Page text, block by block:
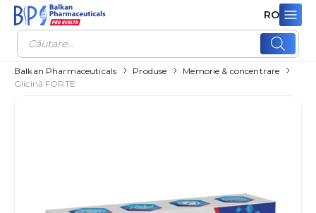
RO
Products
search
Balkan Pharmaceuticals Produse
Memorie & concentrare
Glicină FORTE